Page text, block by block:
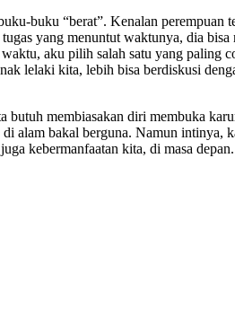
buku “berat”. Kenalan perempuan
yang menuntut waktunya, dia bisa
aku pilih salah satu yang paling
lelaki kita, lebih bisa berdiskusi
butuh membiasakan diri membuka
alam bakal berguna. Namun intinya,
kebermanfaatan kita, di masa depan.